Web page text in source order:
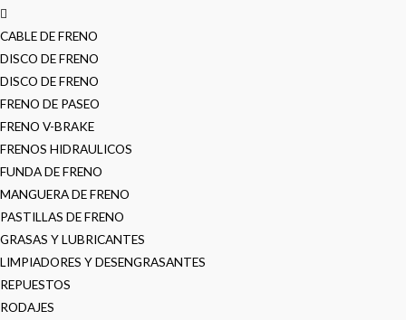
CABLE DE FRENO
DISCO DE FRENO
DISCO DE FRENO
FRENO DE PASEO
FRENO V-BRAKE
FRENOS HIDRAULICOS
FUNDA DE FRENO
MANGUERA DE FRENO
PASTILLAS DE FRENO
GRASAS Y LUBRICANTES
LIMPIADORES Y DESENGRASANTES
REPUESTOS
RODAJES